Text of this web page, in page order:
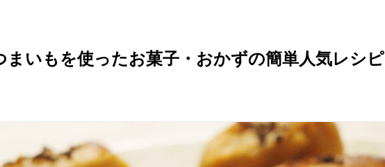
まいもを使ったお菓子・おかずの簡単人気レシピ